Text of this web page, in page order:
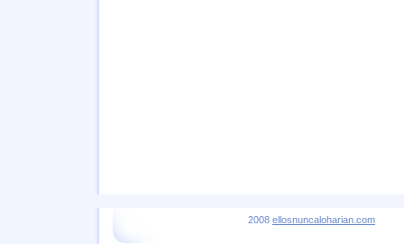
2008 ellosnuncaloharian.com